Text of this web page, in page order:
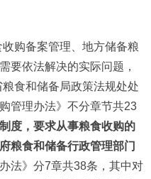
购备案管理、地方储备粮
要依法解决的实际问题，
食和储备局政策法规处处
管理办法》不分章节共23
度，要求从事粮食收购的
粮食和储备行政管理部门
法》分7章共38条，其中对